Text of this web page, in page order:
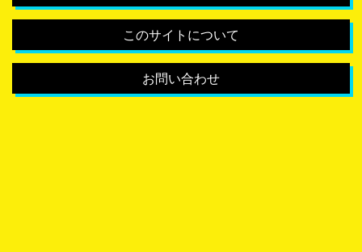
このサイトについて
お問い合わせ